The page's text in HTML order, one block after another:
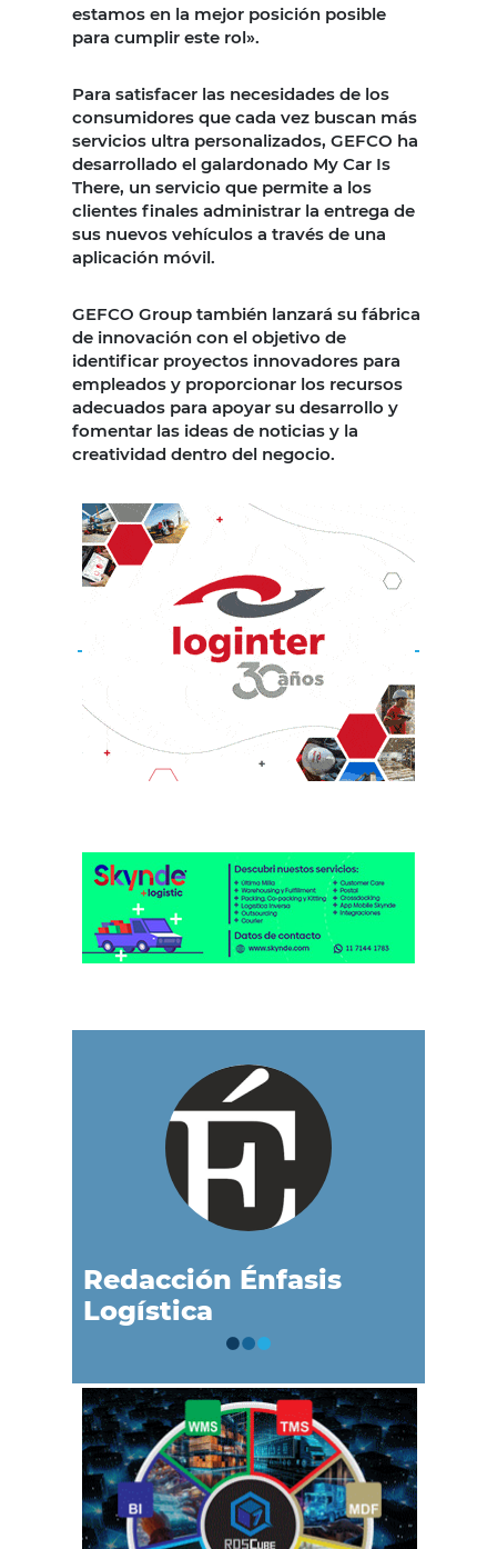
estamos en la mejor posición posible
para cumplir este rol».
Para satisfacer las necesidades de los
consumidores que cada vez buscan más
servicios ultra personalizados, GEFCO ha
desarrollado el galardonado My Car Is
There, un servicio que permite a los
clientes finales administrar la entrega de
sus nuevos vehículos a través de una
aplicación móvil.
GEFCO Group también lanzará su fábrica
de innovación con el objetivo de
identificar proyectos innovadores para
empleados y proporcionar los recursos
adecuados para apoyar su desarrollo y
fomentar las ideas de noticias y la
creatividad dentro del negocio.
Redacción Énfasis
Logística